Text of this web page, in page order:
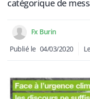
catégorique de
Fx Burin
Publié le 04/03/2020